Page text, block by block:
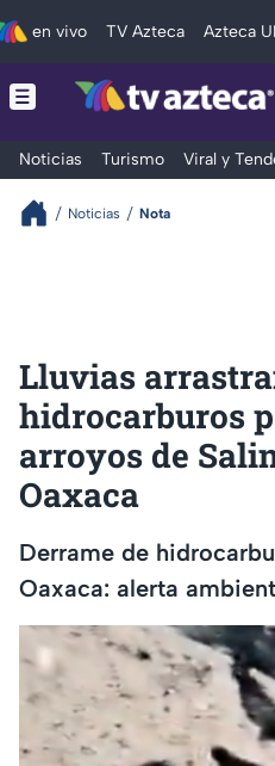
en vivo TV Azteca Azteca
Noticias Turismo Viral y
Noticias Nota
Lluvias
hidrocarburos
arroyos de
Oaxaca
Derrame de
Oaxaca: alerta